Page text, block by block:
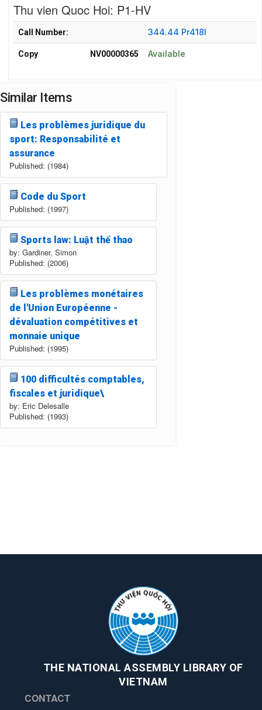
Thu vien Quoc Hoi: P1-HV
Call Number: 344.44 Pr418l
Copy NV00000365 Available
Similar Items
Les problèmes juridique du
sport: Responsabilité et
assurance
Published: (1984)
Code du Sport
Published: (1997)
Sports law: Luật thể thao
by: Gardiner, Simon
Published: (2006)
Les problèmes monétaires
de l'Union Européenne -
dévaluation compétitives et
monnaie unique
Published: (1995)
100 difficultés comptables,
fiscales et juridique\
by: Eric Delesalle
Published: (1993)
THE NATIONAL ASSEMBLY LIBRARY OF
VIETNAM
CONTACT